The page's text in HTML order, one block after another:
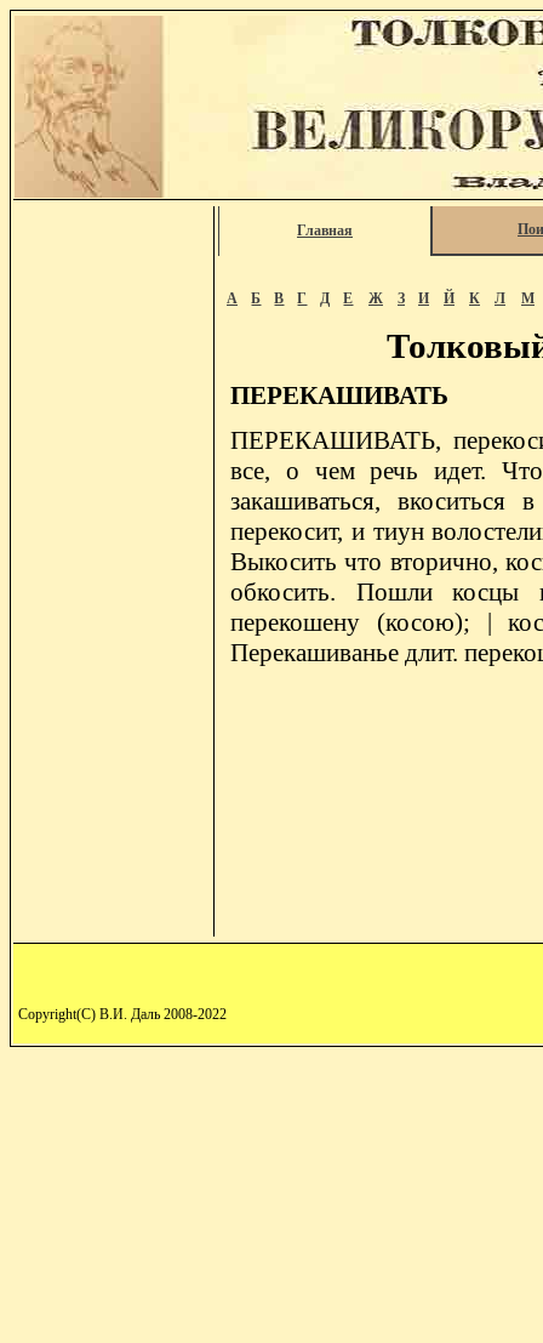
Главная
А Б В Г Д Е Ж З И Й К Л М
ПЕРЕКАШИВАТЬ
ПЕРЕКАШИВАТЬ,
все, о чем речь идет.
закашиваться,
перекосит, и тиун
Выкосить что вторично,
обкосить. Пошли косцы
перекошену (косою); |
Перекашиванье длит.
Copyright(C) В.И. Даль 2008-2022